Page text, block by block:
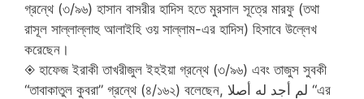
গ্রন্থে (৩/৯৬) হাসান বাসরীর হাদিস হতে মুরসাল সূত্রে মারফু (তথা
রাসূল সাল্লাল্লাহু আলাইহি ওয় সাল্লাম-এর হাদিস) হিসাবে উল্লেখ
করেছেন।
◈ হাফেজ ইরাকী তাখরীজুল ইহইয়া গ্রন্থে (৩/৯৬) এবং তাজুস সুবকী
“তাবাকাতুল কুবরা” গ্রন্থে (৪/১৬২) বলেছেন, لم أجد له أصلا “এর